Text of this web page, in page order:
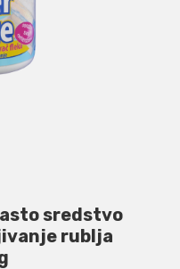
sredstvo
rublja